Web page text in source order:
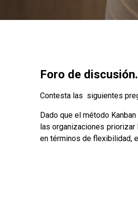
Foro de discusión.
Contesta las siguientes
Dado que el método
las organizaciones priorizar
en términos de flexibilidad,